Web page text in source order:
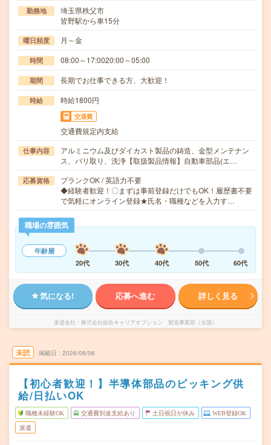
勤務地
埼玉県秩父市
皆野駅から車15分
曜日頻度 月～金
時間 08:00～17:0020:00～05:00
期間 長期でお仕事できる方、大歓迎！
時給 時給1800円
交通費
交通費規定内支給
仕事内容
アルミニウム及びダイカスト製品の鋳造、金型メンテナン
ス、バリ取り、洗浄【取扱製品情報】自動車部品(エ…
応募資格
ブランクOK / 英語力不要
◆経験者歓迎！〇まずは事前登録だけでもOK！履歴書不要
で気軽にオンライン登録★氏名・職種などを入力す…
職場の雰囲気
年齢層
20代
30代 40代 50代 60代
気になる! 応募へ進む 詳しく見る
派遣会社 株式会社綜合キャリアオプション 製造事業部（全国）
未読 掲載日 2026/08/06
【初心者歓迎！】半導体部品のピッキング供
給/日払いOK
職種未経験OK 交通費別途支給あり 土日祝日が休み WEB登録OK
派遣